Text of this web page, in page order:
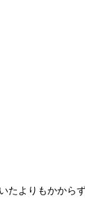
たよりもかから